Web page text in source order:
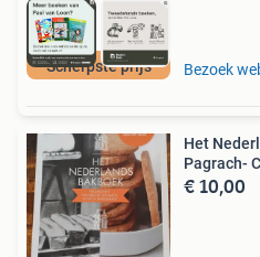
Scherpste prijs Bezoek
Het
Pagrach-
€ 10,00